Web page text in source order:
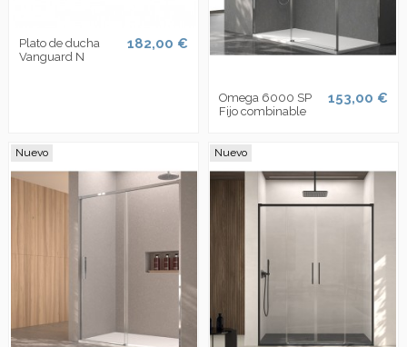
Plato de ducha
Vanguard N
182,00 €
Omega 6000 SP
Fijo combinable
153,00 €
Nuevo Nuevo